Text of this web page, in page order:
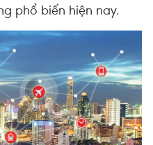
phổ biến hiện nay.